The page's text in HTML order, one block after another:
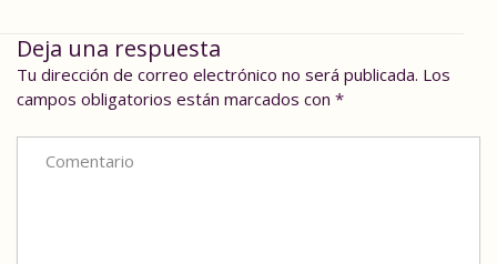
Deja una respuesta
Tu dirección de correo electrónico no será publicada. Los
campos obligatorios están marcados con *